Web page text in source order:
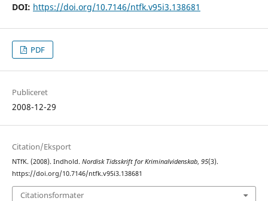
DOI: https://doi.org/10.7146/ntfk.v95i3.138681
PDF
Publiceret
2008-12-29
Citation/Eksport
NTfK. (2008). Indhold. Nordisk Tidsskrift for Kriminalvidenskab, 95(3).
https://doi.org/10.7146/ntfk.v95i3.138681
Citationsformater